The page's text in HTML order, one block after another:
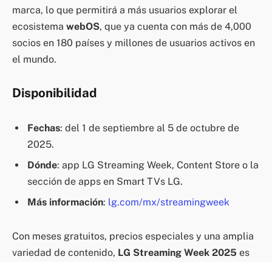
marca, lo que permitirá a más usuarios explorar el
ecosistema webOS, que ya cuenta con más de 4,000
socios en 180 países y millones de usuarios activos en
el mundo.
Disponibilidad
Fechas: del 1 de septiembre al 5 de octubre de
2025.
Dónde: app LG Streaming Week, Content Store o la
sección de apps en Smart TVs LG.
Más información: lg.com/mx/streamingweek
Con meses gratuitos, precios especiales y una amplia
variedad de contenido, LG Streaming Week 2025 es